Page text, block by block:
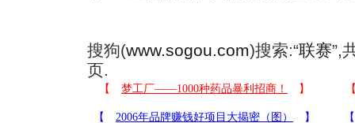
搜狗(www.sogou.com)搜索:“联赛”,
页.